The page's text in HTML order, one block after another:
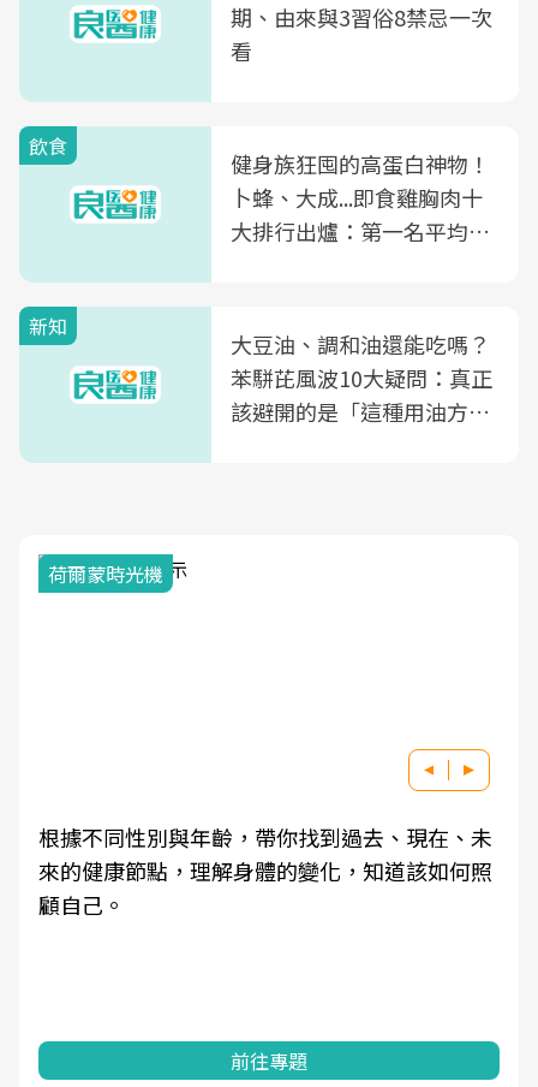
期、由來與3習俗8禁忌一次
看
飲食
健身族狂囤的高蛋白神物！
卜蜂、大成...即食雞胸肉十
大排行出爐：第一名平均一
新知
大豆油、調和油還能吃嗎？
苯駢芘風波10大疑問：真正
該避開的是「這種用油方
荷爾蒙時光機
根據不同性別與年齡，帶你找到過去、現在、未
來的健康節點，理解身體的變化，知道該如何照
顧自己。
前往專題